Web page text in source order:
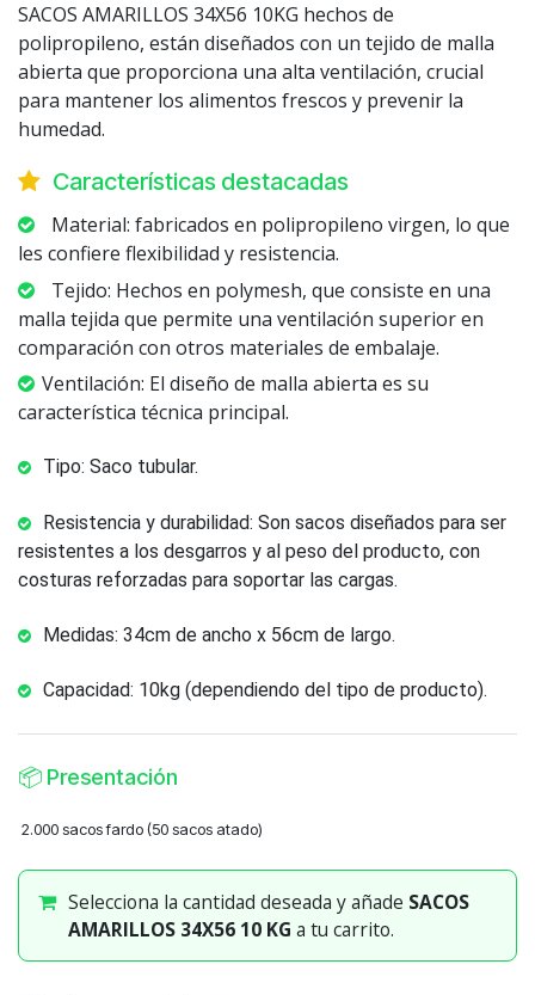
SACOS AMARILLOS 34X56 10KG hechos de
polipropileno, están diseñados con un tejido de malla
abierta que proporciona una alta ventilación, crucial
para mantener los alimentos frescos y prevenir la
humedad.
Características destacadas
Material: fabricados en polipropileno virgen, lo que
les confiere flexibilidad y resistencia.
Tejido: Hechos en polymesh, que consiste en una
malla tejida que permite una ventilación superior en
comparación con otros materiales de embalaje.
Ventilación: El diseño de malla abierta es su
característica técnica principal.
Tipo: Saco tubular.
Resistencia y durabilidad: Son sacos diseñados para ser
resistentes a los desgarros y al peso del producto, con
costuras reforzadas para soportar las cargas.
Medidas: 34cm de ancho x 56cm de largo.
Capacidad: 10kg (dependiendo del tipo de producto).
📦 Presentación
2.000 sacos fardo (50 sacos atado)
Selecciona la cantidad deseada y añade SACOS
AMARILLOS 34X56 10 KG a tu carrito.